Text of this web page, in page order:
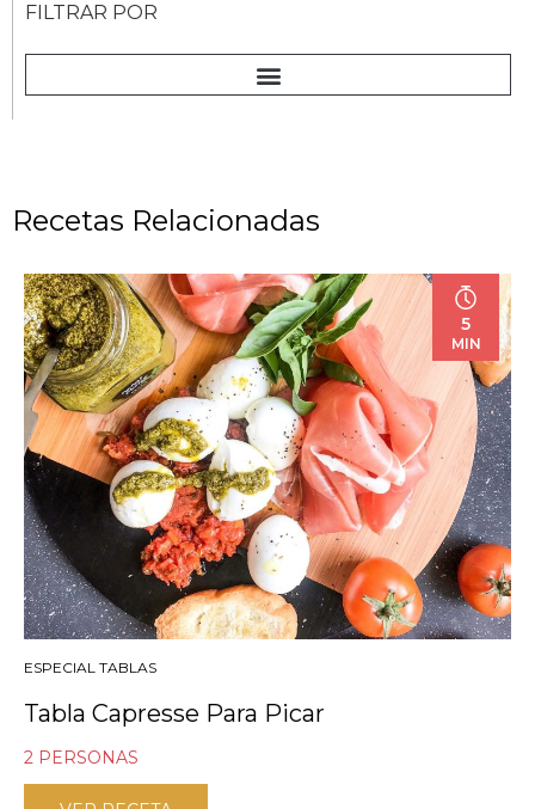
FILTRAR POR
Recetas Relacionadas
5
MIN
ESPECIAL TABLAS
Tabla Capresse Para Picar
2 PERSONAS